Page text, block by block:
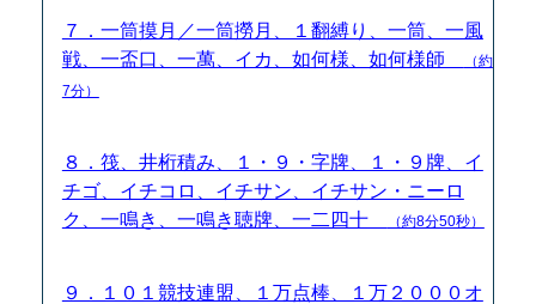
７．一筒摸月／一筒撈月、１翻縛り、一筒、一風
戦、一盃口、一萬、イカ、如何様、如何様師
（約
7分）
８．筏、井桁積み、１・９・字牌、１・９牌、イ
チゴ、イチコロ、イチサン、イチサン・ニーロ
ク、一鳴き、一鳴き聴牌、一二四十
（約8分50秒）
９．１０１競技連盟、１万点棒、１万２０００オ